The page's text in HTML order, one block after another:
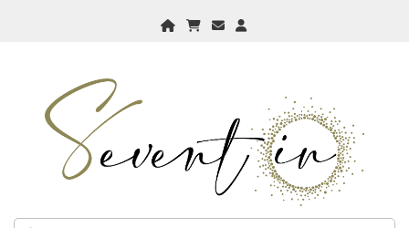
Home My CartCheckout